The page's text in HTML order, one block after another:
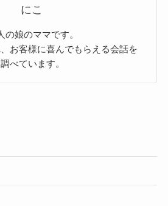
にこ
娘のママです。
お客様に喜んでもらえる会話を
べています。